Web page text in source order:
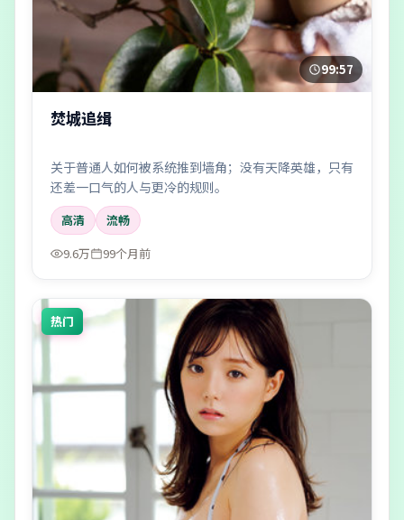
99:57
焚城追缉
关于普通人如何被系统推到墙角；没有天降英雄，只有
还差一口气的人与更冷的规则。
高清
流畅
9.6万
99个月前
热门